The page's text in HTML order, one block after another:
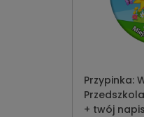
Przypinka:
+ twój napis